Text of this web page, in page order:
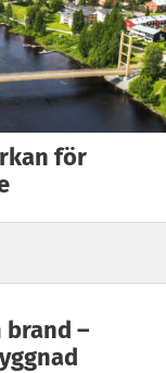
för
–